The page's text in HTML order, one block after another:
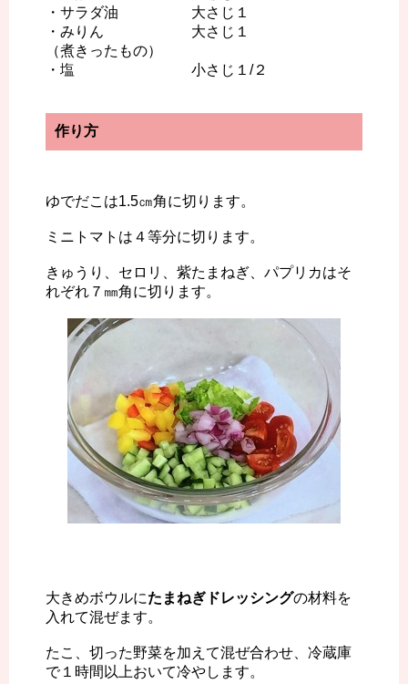
・サラダ油 大さじ１
・みりん 大さじ１
（煮きったもの）
・塩 小さじ１/２
作り方
ゆでだこは1.5㎝角に切ります。
ミニトマトは４等分に切ります。
きゅうり、セロリ、紫たまねぎ、パプリカはそ
れぞれ７㎜角に切ります。
大きめボウルにたまねぎドレッシングの材料を
入れて混ぜます。
たこ、切った野菜を加えて混ぜ合わせ、冷蔵庫
で１時間以上おいて冷やします。